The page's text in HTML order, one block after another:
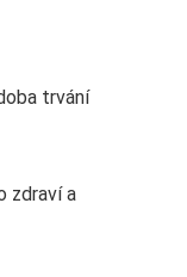
trvání
zdraví a